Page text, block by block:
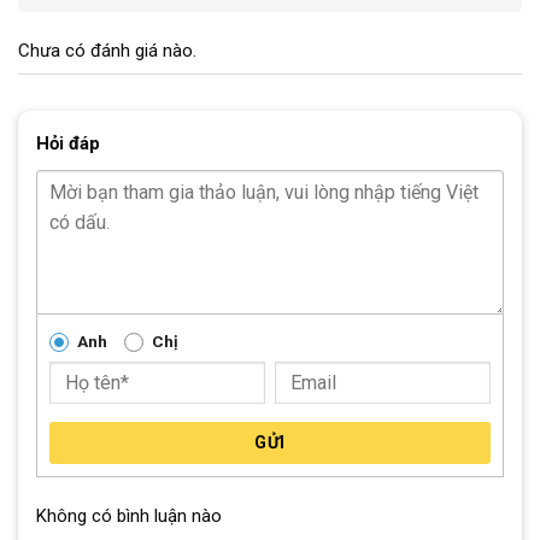
Yên xe mềm mại được tô điểm bằng 2 đường nét hoạ tiết cùng với tên
thương hiệu VICKY sắc sảo. Bên dưới là cốt yên được cấu tạo từ hợp
kim cứng cáp, có thể tăng giảm độ cao cho xe.
chắc chắn nhờ vào được cấu tạo từ hợp kim nhôm. Bên
ngoài được phủ lớp sơn tĩnh điện siêu đẹp cùng với các hoạ tiết làm
nổi bật tên thương hiệu Vicky
Chưa có đánh giá nào.
Hỏi đáp
Anh Chị
GỬI
Không có bình luận nào